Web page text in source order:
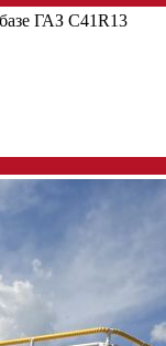
ГАЗ C41R13